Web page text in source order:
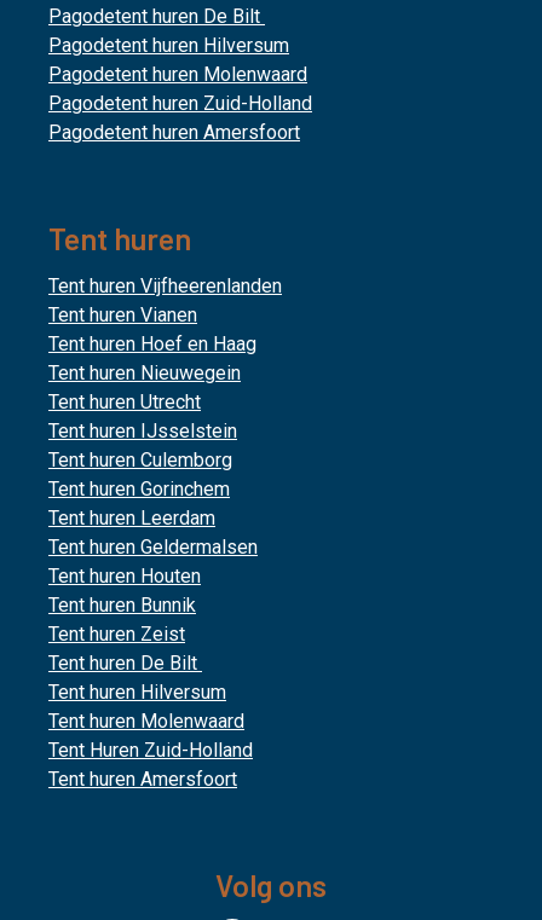
Pagodetent huren De Bilt
Pagodetent huren Hilversum
Pagodetent huren Molenwaard
Pagodetent huren Zuid-Holland
Pagodetent huren Amersfoort
Tent huren
Tent huren Vijfheerenlanden
Tent huren Vianen
Tent huren Hoef en Haag
Tent huren Nieuwegein
Tent huren Utrecht
Tent huren IJsselstein
Tent huren Culemborg
Tent huren Gorinchem
Tent huren Leerdam
Tent huren Geldermalsen
Tent huren Houten
Tent huren Bunnik
Tent huren Zeist
Tent huren De Bilt
Tent huren Hilversum
Tent huren Molenwaard
Tent Huren Zuid-Holland
Tent huren Amersfoort
Volg ons